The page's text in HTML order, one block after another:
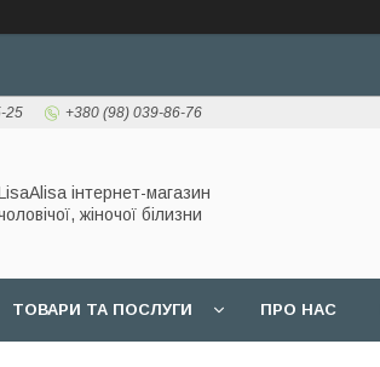
25 +380 (98) 039-86-76
інтернет-магазин
жіночої білизни
ТОВАРИ ТА ПОСЛУГИ ПРО НАС